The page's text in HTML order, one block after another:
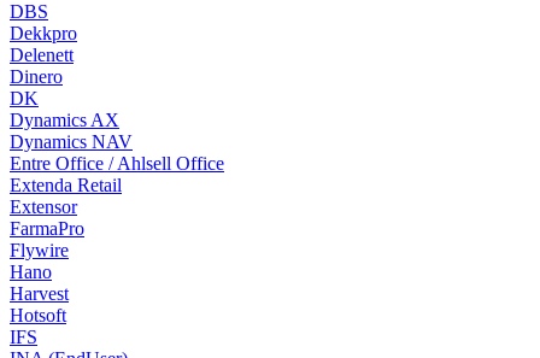
DBS
Dekkpro
Delenett
Dinero
DK
Dynamics AX
Dynamics NAV
Entre Office / Ahlsell Office
Extenda Retail
Extensor
FarmaPro
Flywire
Hano
Harvest
Hotsoft
IFS